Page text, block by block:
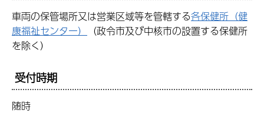
車両の保管場所又は営業区域等を管轄する各保健所（健
康福祉センター）
（政令市及び中核市の設置する保健所
を除く）
受付時期
随時